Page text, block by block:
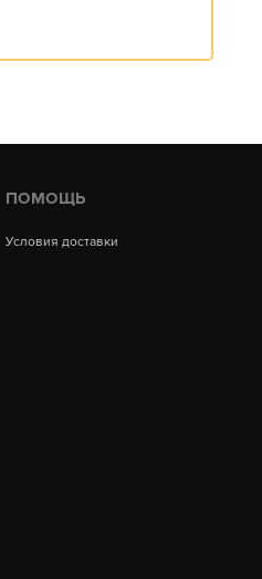
ПОМОЩЬ
Условия доставки